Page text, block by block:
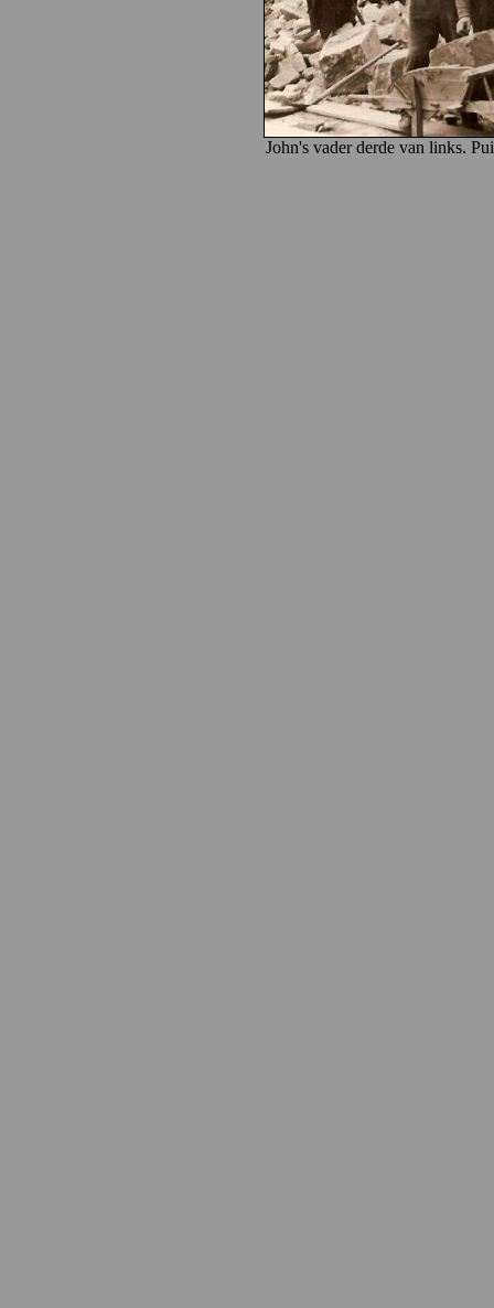
John's vader derde van links.